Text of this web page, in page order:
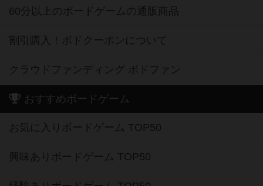
60分以上のボードゲームの通販商品
割引購入！ボドクーポンについて
クラウドファンディング ボドファン
おすすめボードゲーム
お気に入りボードゲーム TOP50
興味ありボードゲーム TOP50